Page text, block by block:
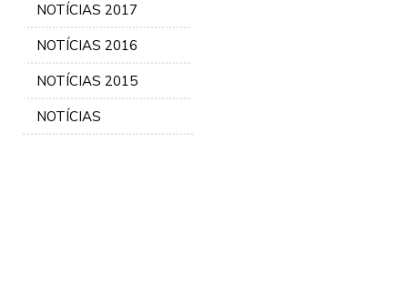
NOTÍCIAS 2017
NOTÍCIAS 2016
NOTÍCIAS 2015
NOTÍCIAS